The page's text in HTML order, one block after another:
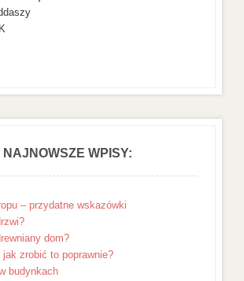
NAJNOWSZE WPISY:
– przydatne wskazówki
dom?
jak zrobić to poprawnie?
budynkach